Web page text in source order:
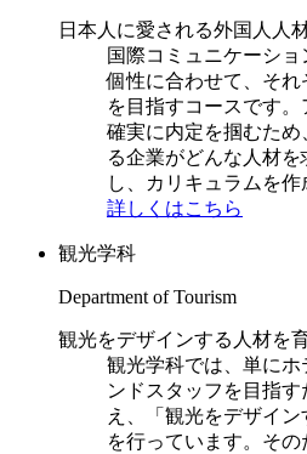
日本人に愛される外国人人
国際コミュニケーショ
個性に合わせて、そ
を目指すコースです。
確実に内定を掴むた
る企業がどんな人材
し、カリキュラムを作
詳しくはこちら
観光学科
Department of Tourism
観光をデザインする人材を
観光学科では、単に
ンドスタッフを目指
え、「観光をデザイ
を行っています。そ